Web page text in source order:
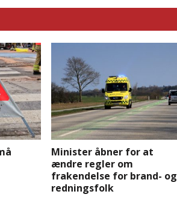
Minister åbner for at
ændre regler om
frakendelse for brand- og
redningsfolk